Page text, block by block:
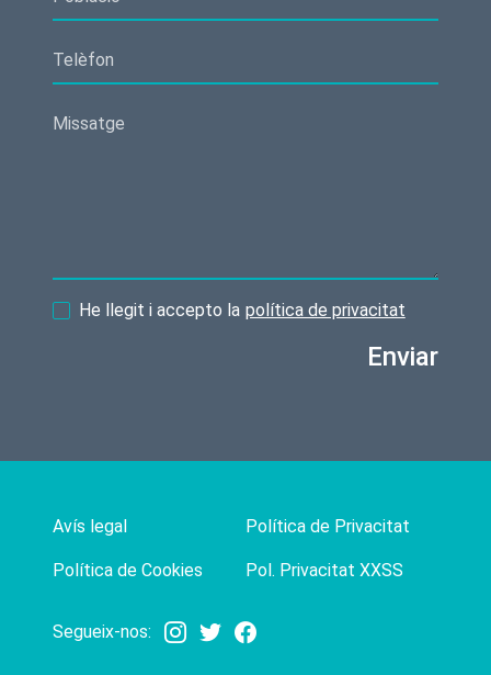
He llegit i accepto la política de privacitat
Enviar
Avís legal
Política de Cookies
Política de Privacitat
Pol. Privacitat XXSS
Segueix-nos: